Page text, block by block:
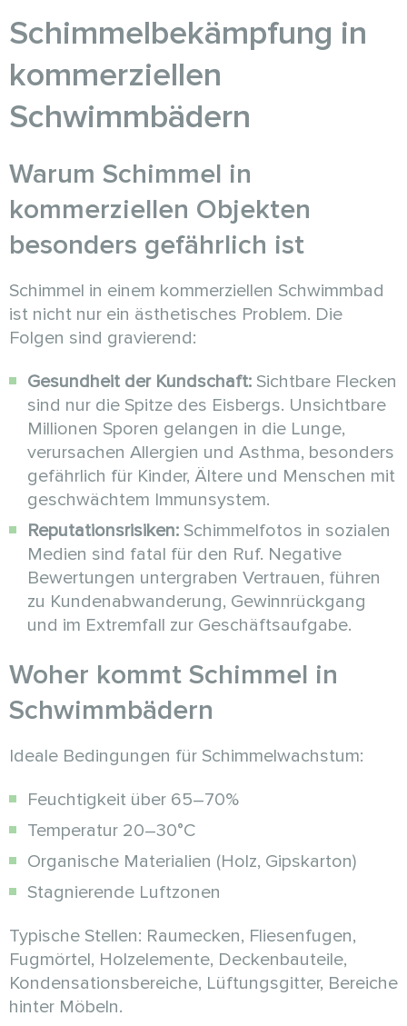
Schimmelbekämpfung in
kommerziellen
Schwimmbädern
Warum Schimmel in
kommerziellen Objekten
besonders gefährlich ist
Schimmel in einem kommerziellen Schwimmbad
ist nicht nur ein ästhetisches Problem. Die
Folgen sind gravierend:
Gesundheit der Kundschaft: Sichtbare Flecken
sind nur die Spitze des Eisbergs. Unsichtbare
Millionen Sporen gelangen in die Lunge,
verursachen Allergien und Asthma, besonders
gefährlich für Kinder, Ältere und Menschen mit
geschwächtem Immunsystem.
Reputationsrisiken: Schimmelfotos in sozialen
Medien sind fatal für den Ruf. Negative
Bewertungen untergraben Vertrauen, führen
zu Kundenabwanderung, Gewinnrückgang
und im Extremfall zur Geschäftsaufgabe.
Woher kommt Schimmel in
Schwimmbädern
Ideale Bedingungen für Schimmelwachstum:
Feuchtigkeit über 65–70%
Temperatur 20–30°C
Organische Materialien (Holz, Gipskarton)
Stagnierende Luftzonen
Typische Stellen: Raumecken, Fliesenfugen,
Fugmörtel, Holzelemente, Deckenbauteile,
Kondensationsbereiche, Lüftungsgitter, Bereiche
hinter Möbeln.